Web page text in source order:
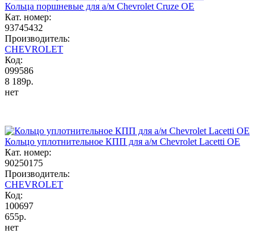
Кольца поршневые для а/м Chevrolet Cruze OE
Кат. номер:
93745432
Производитель:
CHEVROLET
Код:
099586
8 189р.
нет
Кольцо уплотнительное КПП для а/м Chevrolet Lacetti OE
Кат. номер:
90250175
Производитель:
CHEVROLET
Код:
100697
655р.
нет